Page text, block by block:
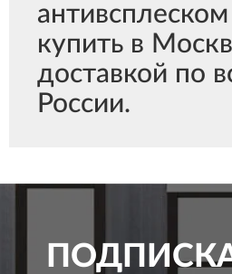
купить в
доставкой по
России.